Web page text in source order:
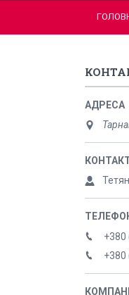
+380
+380